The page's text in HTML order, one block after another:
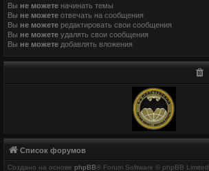
Вы не можете начинать темы
Вы не можете отвечать на сообщения
Вы не можете редактировать свои сообщения
Вы не можете удалять свои сообщения
Вы не можете добавлять вложения
Список форумов
Создано на основе phpBB® Forum Software © phpBB Limited